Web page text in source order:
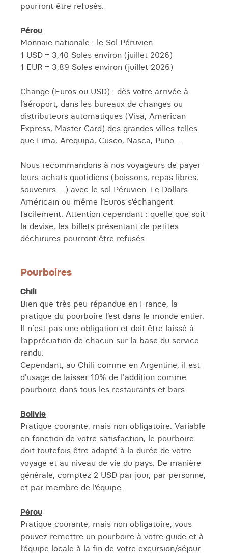
pourront être refusés.
Pérou
Monnaie nationale : le Sol Péruvien
1 USD = 3,40 Soles environ (juillet 2026)
1 EUR = 3,89 Soles environ (juillet 2026)
Change (Euros ou USD) : dès votre arrivée à
l’aéroport, dans les bureaux de changes ou
distributeurs automatiques (Visa, American
Express, Master Card) des grandes villes telles
que Lima, Arequipa, Cusco, Nasca, Puno …
Nous recommandons à nos voyageurs de payer
leurs achats quotidiens (boissons, repas libres,
souvenirs …) avec le sol Péruvien. Le Dollars
Américain ou même l’Euros s’échangent
facilement. Attention cependant : quelle que soit
la devise, les billets présentant de petites
déchirures pourront être refusés.
Pourboires
Chili
Bien que très peu répandue en France, la
pratique du pourboire l’est dans le monde entier.
Il n´est pas une obligation et doit être laissé à
l’appréciation de chacun sur la base du service
rendu.
Cependant, au Chili comme en Argentine, il est
d'usage de laisser 10% de l'addition comme
pourboire dans tous les restaurants et bars.
Bolivie
Pratique courante, mais non obligatoire. Variable
en fonction de votre satisfaction, le pourboire
doit toutefois être adapté à la durée de votre
voyage et au niveau de vie du pays. De manière
générale, comptez 2 USD par jour, par personne,
et par membre de l’équipe.
Pérou
Pratique courante, mais non obligatoire, vous
pouvez remettre un pourboire à votre guide et à
l’équipe locale à la fin de votre excursion/séjour.